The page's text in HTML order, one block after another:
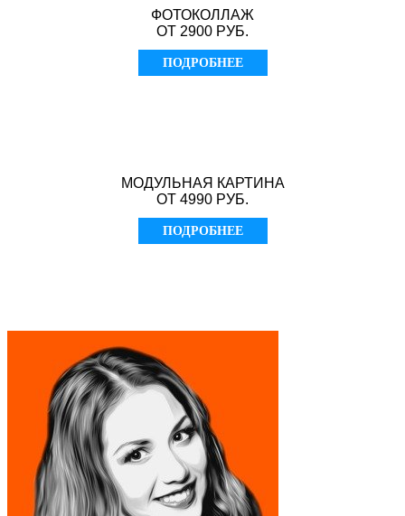
ФОТОКОЛЛАЖ
ОТ 2900 РУБ.
ПОДРОБНЕЕ
МОДУЛЬНАЯ КАРТИНА
ОТ 4990 РУБ.
ПОДРОБНЕЕ